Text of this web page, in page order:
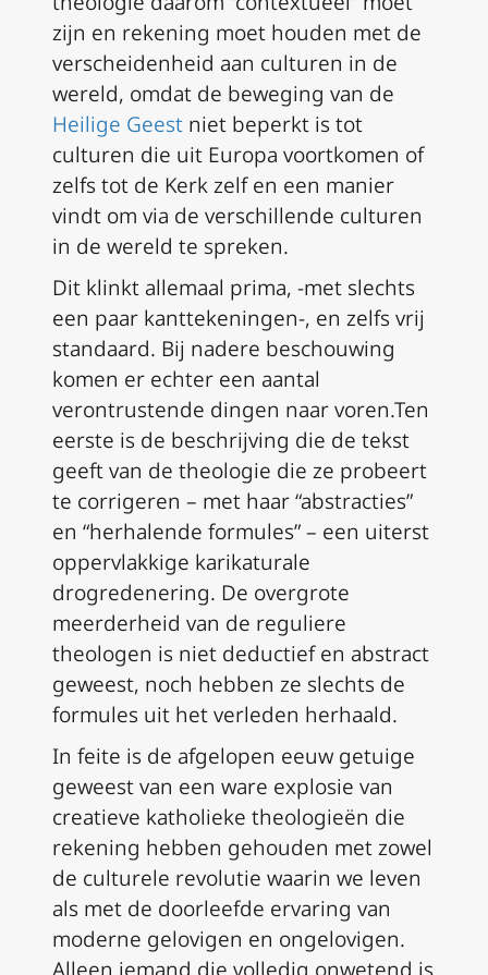
zijn en rekening moet houden met de
verscheidenheid aan culturen in de
wereld, omdat de beweging van de
Heilige Geest niet beperkt is tot
culturen die uit Europa voortkomen of
zelfs tot de Kerk zelf en een manier
vindt om via de verschillende culturen
in de wereld te spreken.
Dit klinkt allemaal prima, -met slechts
een paar kanttekeningen-, en zelfs vrij
standaard. Bij nadere beschouwing
komen er echter een aantal
verontrustende dingen naar voren.Ten
eerste is de beschrijving die de tekst
geeft van de theologie die ze probeert
te corrigeren – met haar “abstracties”
en “herhalende formules” – een uiterst
oppervlakkige karikaturale
drogredenering. De overgrote
meerderheid van de reguliere
theologen is niet deductief en abstract
geweest, noch hebben ze slechts de
formules uit het verleden herhaald.
In feite is de afgelopen eeuw getuige
geweest van een ware explosie van
creatieve katholieke theologieën die
rekening hebben gehouden met zowel
de culturele revolutie waarin we leven
als met de doorleefde ervaring van
moderne gelovigen en ongelovigen.